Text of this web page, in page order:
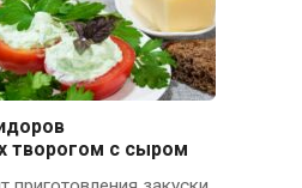
творогом с сыром